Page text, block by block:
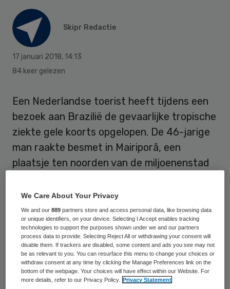
Skipr Redactie
17 januari 2018, 14:13
84 keer gelezen
Een Nederlandse toerist heeft tijdens een
bezoek aan Brazilië de gevaarlijke tropische
ziekte gele koorts opgelopen. De 46-jarige
man raakte besmet in Mairiporã, een
plaatsje ten noorden van de miljoenenstad
is inmiddels hersteld, bevestigt het
Erasmus MC.
Zeker 6 mensen uit Mairiporã zijn al aan de
ziekte overleden. De autoriteiten hebben de
noodtoestand uitgeroepen. De uitbraak is
zo groot dat Brazilië miljoenen mensen in en
We Care About Your Privacy
We and our889 partners store and access personal data, like browsing data
or unique identifiers, on your device. Selecting I Accept enables tracking
technologies to support the purposes shown under we and our partners
process data to provide. Selecting Reject All or withdrawing your consent will
disable them. If trackers are disabled, some content and ads you see may not
be as relevant to you. You can resurface this menu to change your choices or
withdraw consent at any time by clicking the Manage Preferences link on the
bottom of the webpage. Your choices will have effect within our Website. For
more details, refer to our Privacy Policy.
Privacy Statement